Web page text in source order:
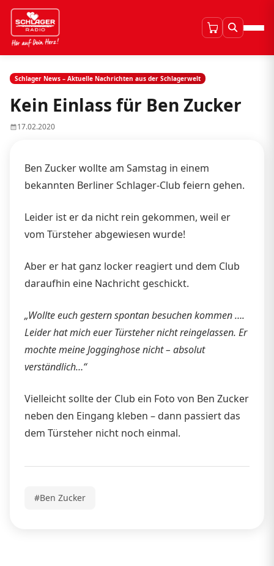
Schlager News – Aktuelle Nachrichten aus der Schlagerwelt
Kein Einlass für Ben Zucker
17.02.2020
Ben Zucker wollte am Samstag in einem
bekannten Berliner Schlager-Club feiern gehen.
Leider ist er da nicht rein gekommen, weil er
vom Türsteher abgewiesen wurde!
Aber er hat ganz locker reagiert und dem Club
daraufhin eine Nachricht geschickt.
„Wollte euch gestern spontan besuchen kommen ….
Leider hat mich euer Türsteher nicht reingelassen. Er
mochte meine Jogginghose nicht – absolut
verständlich…“
Vielleicht sollte der Club ein Foto von Ben Zucker
neben den Eingang kleben – dann passiert das
dem Türsteher nicht noch einmal.
#Ben Zucker